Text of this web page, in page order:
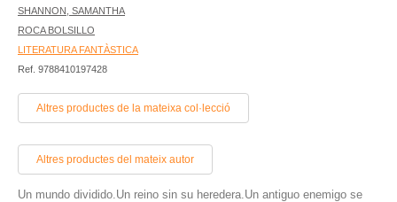
SHANNON, SAMANTHA
ROCA BOLSILLO
LITERATURA FANTÀSTICA
Ref. 9788410197428
Altres productes de la mateixa col·lecció
Altres productes del mateix autor
Un mundo dividido.Un reino sin su heredera.Un antiguo enemigo se